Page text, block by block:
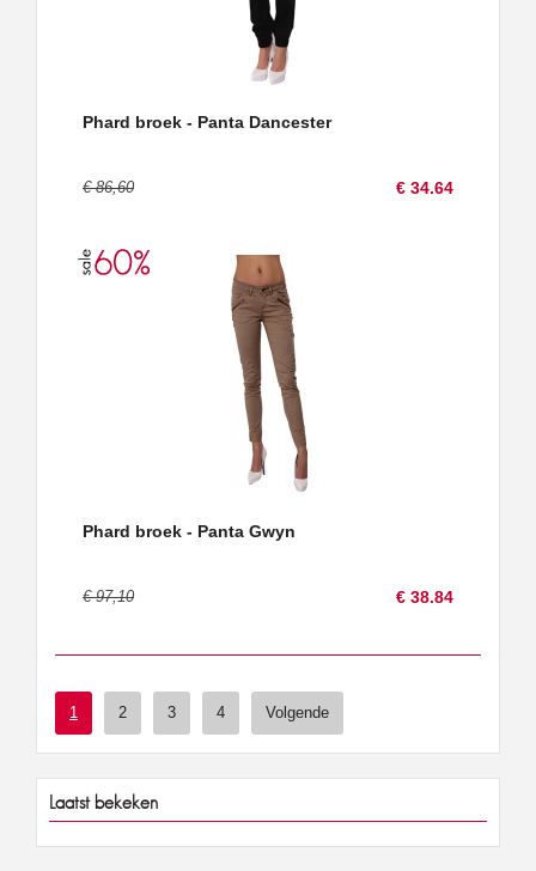
Phard broek - Panta Dancester
€ 86,60 € 34.64
Phard broek - Panta Gwyn
€ 97,10 € 38.84
1 2 3 4 Volgende
Laatst bekeken